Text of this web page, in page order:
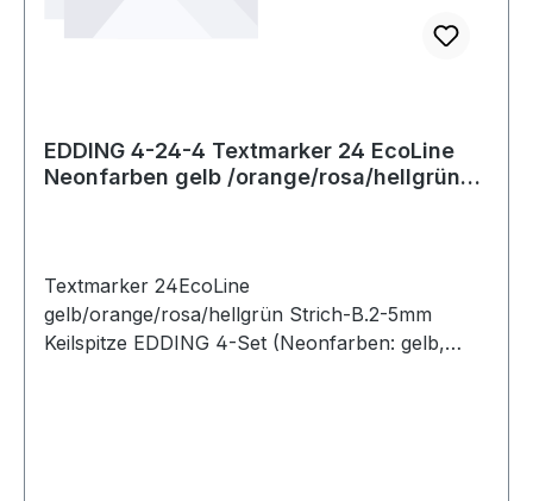
EDDING 4-24-4 Textmarker 24 EcoLine
Neonfarben gelb /orange/rosa/hellgrün
Textmarker 24EcoLine
gelb/orange/rosa/hellgrün Strich-B.2-5mm
Keilspitze EDDING 4-Set (Neonfarben: gelb,